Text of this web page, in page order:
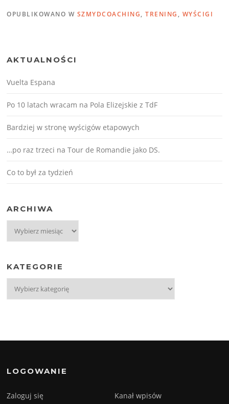
OPUBLIKOWANO W SZMYDCOACHING,TRENING , WYŚCIGI
AKTUALNOŚCI
Vuelta Espana
Po 10 latach wracam na Pola Elizejskie z TdF
Bardziej w stronę wyścigów etapowych
…po raz trzeci na Tour de Romandie jako DS.
Co to był za tydzień
ARCHIWA
KATEGORIE
LOGOWANIE
Zaloguj się Kanał wpisów